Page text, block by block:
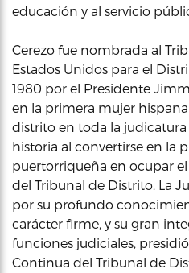
educación y al servicio
Cerezo fue nombrada al
Estados Unidos para el
1980 por el Presidente
en la primera mujer
distrito en toda la judicatura
historia al convertirse en la
puertorriqueña en ocupar
del Tribunal de Distrito. La
por su profundo
carácter firme, y su gran
funciones judiciales,
Continua del Tribunal de